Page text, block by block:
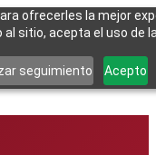
ofrecerles la mejor
sitio, acepta el uso de
seguimiento Acepto
PagosPreguntas